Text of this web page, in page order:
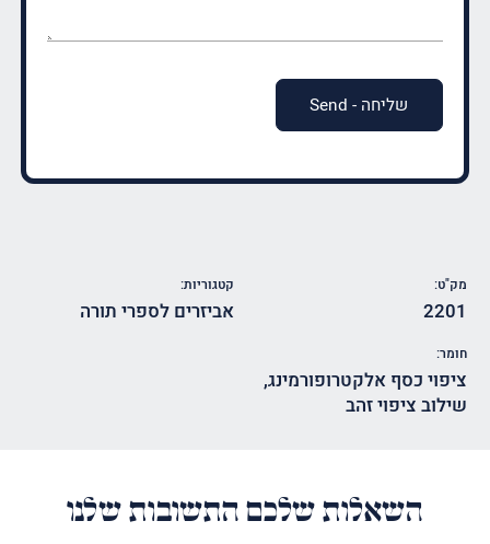
מק"ט:
2201
קטגוריות:
אביזרים לספרי תורה
חומר:
ציפוי כסף אלקטרופורמינג,
שילוב ציפוי זהב
השאלות שלכם התשובות שלנו